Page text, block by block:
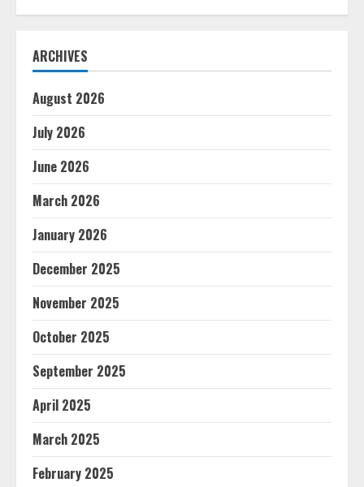
ARCHIVES
August 2026
July 2026
June 2026
March 2026
January 2026
December 2025
November 2025
October 2025
September 2025
April 2025
March 2025
February 2025